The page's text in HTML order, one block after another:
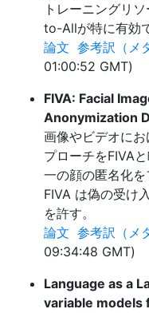
トレーニングリ
to-Allが特に有効
論文 参考訳（メ
01:00:52 GMT)
FIVA: Facial
Anonymization
画像やビデオに
プローチをFIVA
一の顔の匿名化を
FIVA は偽の受け
を許す。
論文 参考訳（メ
09:34:48 GMT)
Language as a
variable